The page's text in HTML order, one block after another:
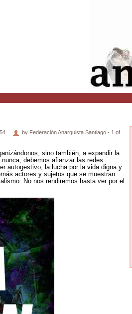
by Federación Anarquista Santiago - 1 of
sino también, a expandir la
debemos afianzar las redes
autogestivo, la lucha por la vida digna y
actores y sujetos que se muestran
No nos rendiremos hasta ver por el